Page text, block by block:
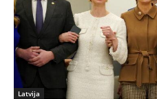
Latvija